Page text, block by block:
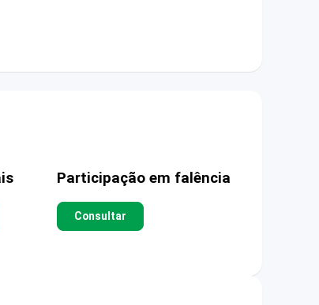
Participação em falência
Consultar